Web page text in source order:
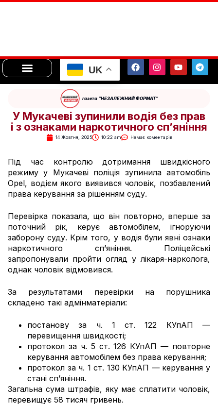
UK
газета "НЕЗАЛЕЖНИЙ ФОРМАТ"
У Мукачеві зупинили водія без прав
і з ознаками наркотичного сп’яніння
14 Жовтня, 2025 10:22 am Немає коментарів
Під час контролю дотримання швидкісного
режиму у Мукачеві поліція зупинила автомобіль
Opel, водієм якого виявився чоловік, позбавлений
права керування за рішенням суду.
Перевірка показала, що він повторно, вперше за
поточний рік, керує автомобілем, ігноруючи
заборону суду. Крім того, у водія були явні ознаки
наркотичного сп’яніння. Поліцейські
запропонували пройти огляд у лікаря-нарколога,
однак чоловік відмовився.
За результатами перевірки на порушника
складено такі адмінматеріали:
постанову за ч. 1 ст. 122 КУпАП —
перевищення швидкості;
протокол за ч. 5 ст. 126 КУпАП — повторне
керування автомобілем без права керування;
протокол за ч. 1 ст. 130 КУпАП — керування у
стані сп’яніння.
Загальна сума штрафів, яку має сплатити чоловік,
перевищує 58 тисяч гривень.